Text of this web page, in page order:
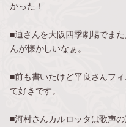
かった！
■迪さんを大阪四季劇場でま
んが懐かしいなぁ。
■前も書いたけど平良さんフ
て好きです。
■河村さんカルロッタは歌声